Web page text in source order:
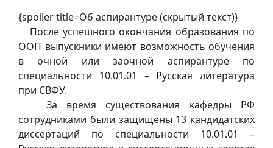
{spoiler title=Об аспирантуре (скрытый текст)}
После успешного окончания образования по
ООП выпускники имеют возможность обучения
в очной или заочной аспирантуре по
специальности 10.01.01 – Русская литература
при СВФУ.
За время существования кафедры РФ
сотрудниками были защищены 13 кандидатских
диссертаций по специальности 10.01.01 –